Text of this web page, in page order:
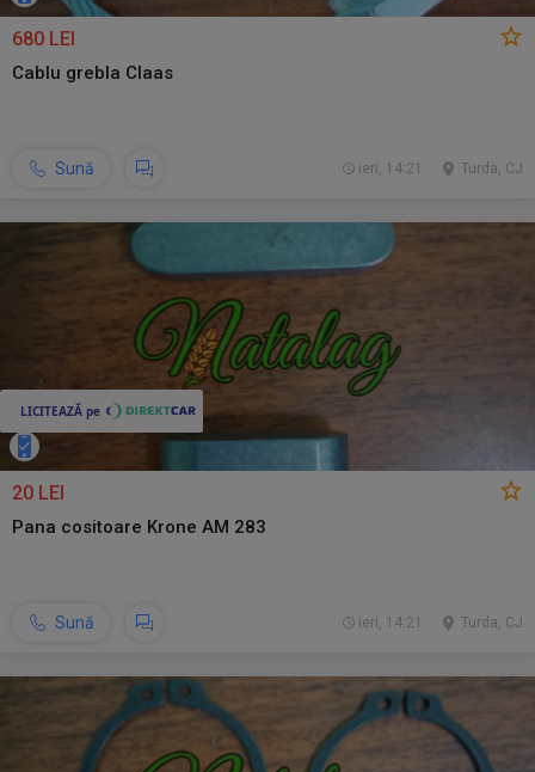
680 LEI
Cablu grebla Claas
Sună Turda, CJ
ieri, 14:21
20 LEI
Pana cositoare Krone AM 283
Sună Turda, CJ
ieri, 14:21